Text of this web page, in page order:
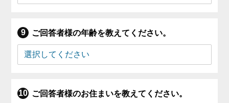
ご回答者様の年齢を教えてください。
ご回答者様のお住まいを教えてください。